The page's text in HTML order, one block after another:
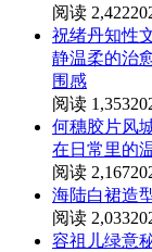
阅读 2,422
祝绪丹知性
静温柔的治
围感
阅读 1,353
何穗胶片风
在日常里的
阅读 2,167
海陆白裙造
阅读 2,033
容祖儿绿意